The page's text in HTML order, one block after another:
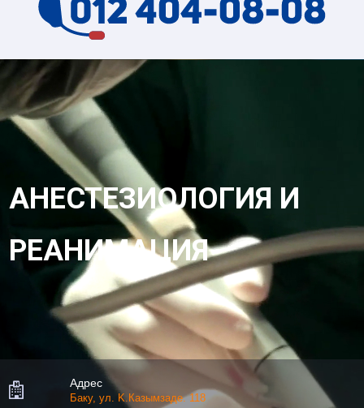
АНЕСТЕЗИОЛОГИЯ И
РЕАНИМАЦИЯ
 Адрес
Баку, ул. K.Казымзаде. 118